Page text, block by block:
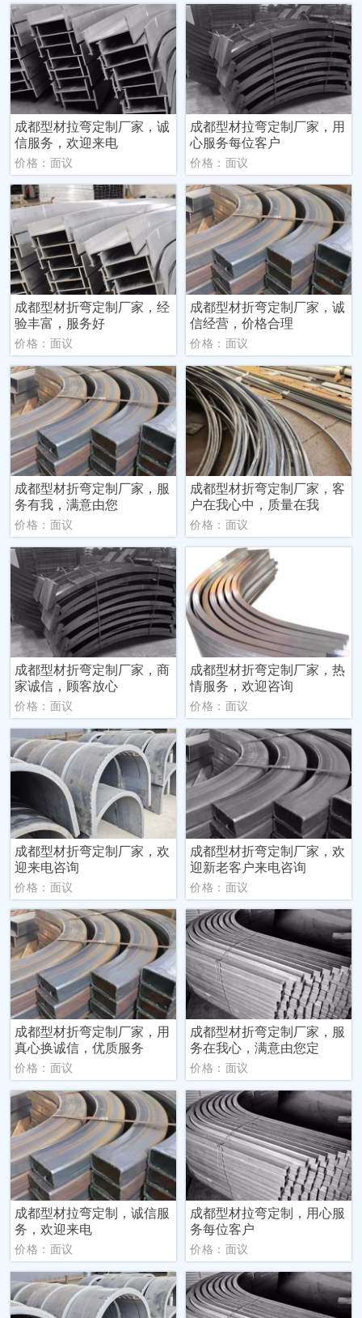
成都型材拉弯定制厂家，诚
信服务，欢迎来电
价格：面议
成都型材拉弯定制厂家，用
心服务每位客户
价格：面议
成都型材折弯定制厂家，经
验丰富，服务好
价格：面议
成都型材折弯定制厂家，诚
信经营，价格合理
价格：面议
成都型材折弯定制厂家，服
务有我，满意由您
价格：面议
成都型材折弯定制厂家，客
户在我心中，质量在我
价格：面议
成都型材折弯定制厂家，商
家诚信，顾客放心
价格：面议
成都型材折弯定制厂家，热
情服务，欢迎咨询
价格：面议
成都型材折弯定制厂家，欢
迎来电咨询
价格：面议
成都型材折弯定制厂家，欢
迎新老客户来电咨询
价格：面议
成都型材折弯定制厂家，用
真心换诚信，优质服务
价格：面议
成都型材折弯定制厂家，服
务在我心，满意由您定
价格：面议
成都型材拉弯定制，诚信服
务，欢迎来电
价格：面议
成都型材拉弯定制，用心服
务每位客户
价格：面议